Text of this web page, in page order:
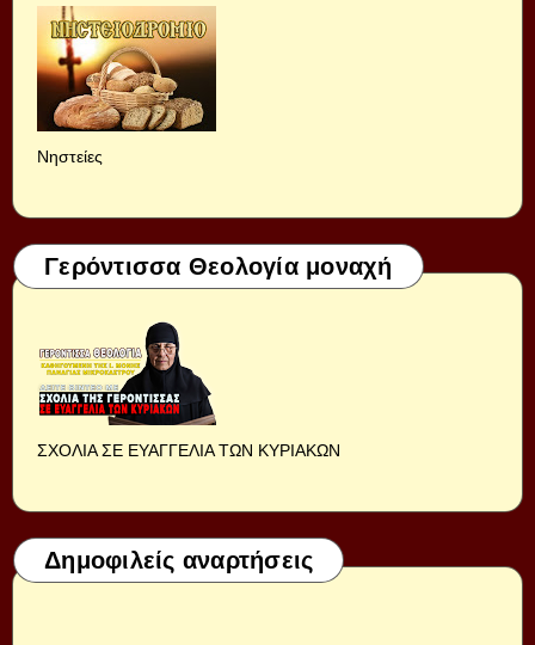
Νηστείες
Γερόντισσα Θεολογία μοναχή
ΣΧΟΛΙΑ ΣΕ ΕΥΑΓΓΕΛΙΑ ΤΩΝ ΚΥΡΙΑΚΩΝ
Δημοφιλείς αναρτήσεις